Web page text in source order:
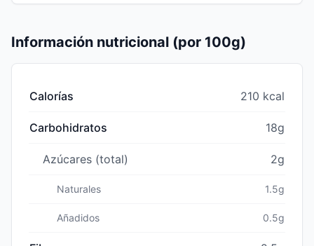
Información nutricional (por 100g)
Calorías 210 kcal
Carbohidratos 18g
Azúcares (total) 2g
Naturales 1.5g
Añadidos 0.5g